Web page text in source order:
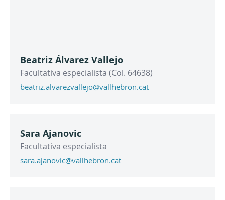
Beatriz Álvarez Vallejo
Facultativa especialista (Col. 64638)
beatriz.alvarezvallejo@vallhebron.cat
Sara Ajanovic
Facultativa especialista
sara.ajanovic@vallhebron.cat